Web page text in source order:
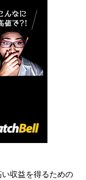
収益を得るための